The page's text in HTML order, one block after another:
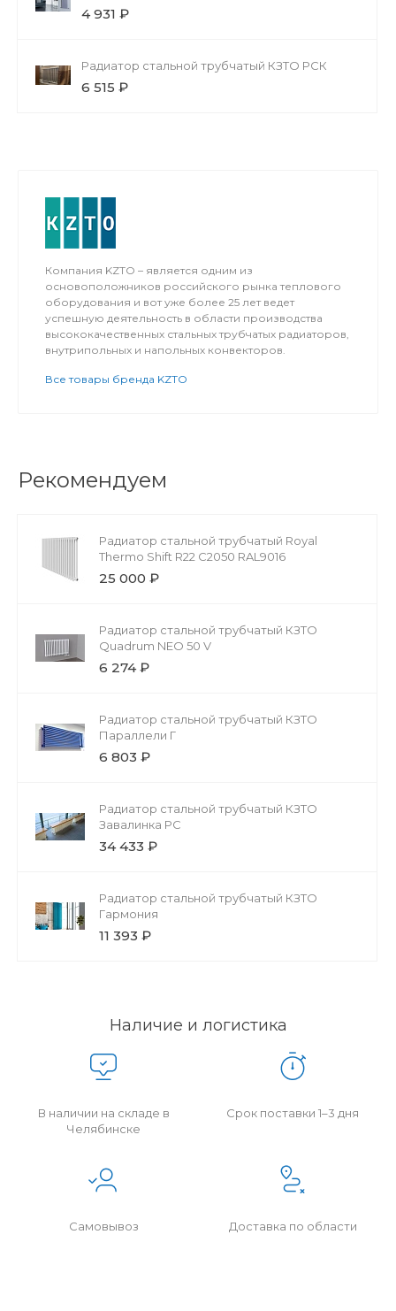
4 931 ₽
Радиатор стальной трубчатый КЗТО РСК
6 515 ₽
Компания KZTO – является одним из
основоположников российского рынка теплового
оборудования и вот уже более 25 лет ведет
успешную деятельность в области производства
высококачественных стальных трубчатых радиаторов,
внутрипольных и напольных конвекторов.
Все товары бренда KZTO
Рекомендуем
Радиатор стальной трубчатый Royal
Thermo Shift R22 C2050 RAL9016
25 000 ₽
Радиатор стальной трубчатый КЗТО
Quadrum NEO 50 V
6 274 ₽
Радиатор стальной трубчатый КЗТО
Параллели Г
6 803 ₽
Радиатор стальной трубчатый КЗТО
Завалинка РС
34 433 ₽
Радиатор стальной трубчатый КЗТО
Гармония
11 393 ₽
Наличие и логистика
В наличии на складе в
Челябинске
Срок поставки 1–3 дня
Самовывоз Доставка по области